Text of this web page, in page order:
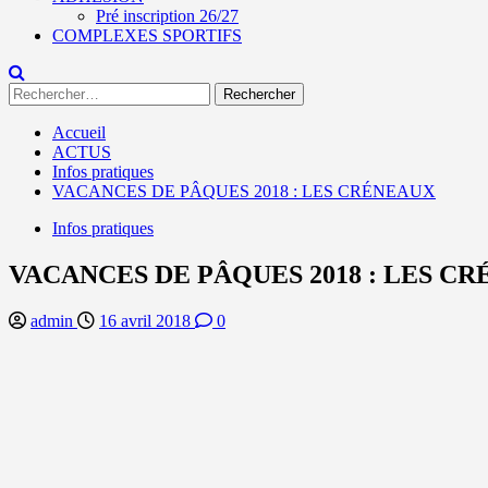
Pré inscription 26/27
COMPLEXES SPORTIFS
Rechercher :
Accueil
ACTUS
Infos pratiques
VACANCES DE PÂQUES 2018 : LES CRÉNEAUX
Infos pratiques
VACANCES DE PÂQUES 2018 : LES
admin 16 avril 2018 0